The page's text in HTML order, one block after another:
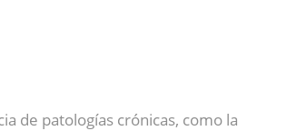
de patologías crónicas, como la